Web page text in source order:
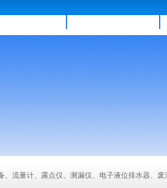
、流量计、露点仪、测漏仪、电子液位排水器、